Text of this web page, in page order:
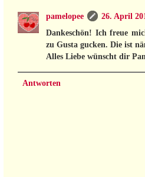
pamelopee
26. April
Dankeschön! Ich freue
zu Gusta gucken. Die ist
Alles Liebe wünscht dir
Antworten